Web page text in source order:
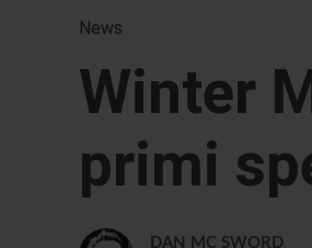
News
Winter
primi
DAN MC SWORD